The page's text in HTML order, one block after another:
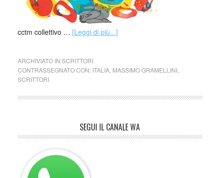
cctm collettivo … [Leggi di più...]
ARCHIVIATO IN:SCRITTORI
CONTRASSEGNATO CON: ITALIA, MASSIMO GRAMELLINI,
SCRITTORI
SEGUI IL CANALE WA